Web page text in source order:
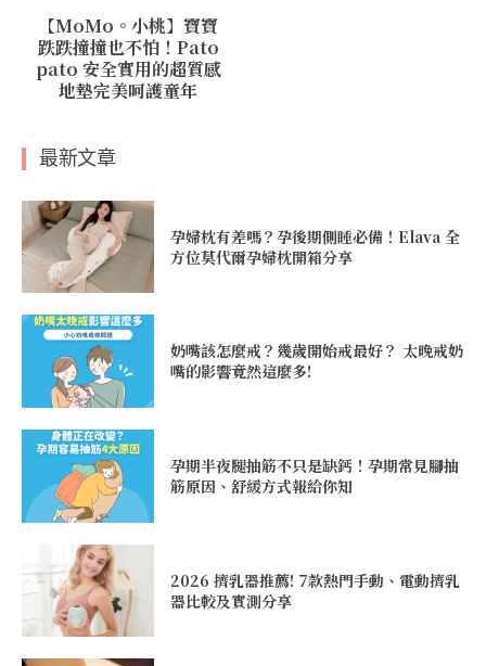
【MoMo。小桃】寶寶
跌跌撞撞也不怕！Pato
pato 安全實用的超質感
地墊完美呵護童年
最新文章
孕婦枕有差嗎？孕後期側睡必備！Elava 全
方位莫代爾孕婦枕開箱分享
奶嘴該怎麼戒？幾歲開始戒最好？ 太晚戒奶
嘴的影響竟然這麼多!
孕期半夜腿抽筋不只是缺鈣！孕期常見腳抽
筋原因、舒緩方式報給你知
2026 擠乳器推薦! 7款熱門手動、電動擠乳
器比較及實測分享